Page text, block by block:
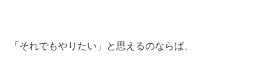
「それでもやりたい」と思えるのならば、